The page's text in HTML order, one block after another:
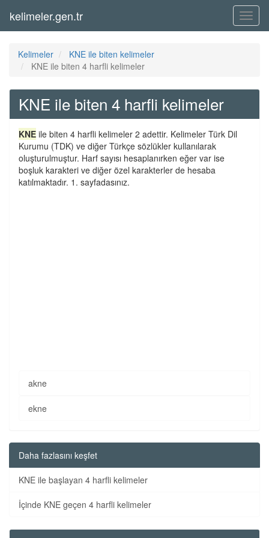
Menü
kelimeler.gen.tr
Kelimeler
KNE ile biten kelimeler
KNE ile biten 4 harfli kelimeler
KNE ile biten 4 harfli kelimeler
KNE ile biten 4 harfli kelimeler 2 adettir. Kelimeler Türk Dil
Kurumu (TDK) ve diğer Türkçe sözlükler kullanılarak
oluşturulmuştur. Harf sayısı hesaplanırken eğer var ise
boşluk karakteri ve diğer özel karakterler de hesaba
katılmaktadır. 1. sayfadasınız.
akne
ekne
Daha fazlasını keşfet
KNE ile başlayan 4 harfli kelimeler
İçinde KNE geçen 4 harfli kelimeler